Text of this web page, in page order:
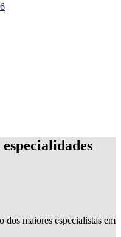
dos maiores especialistas em